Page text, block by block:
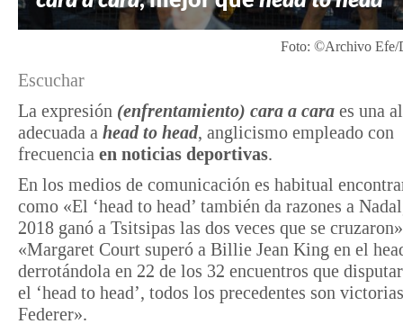
Foto: ©Archivo Efe/
Escuchar
La expresión (enfrentamiento) cara a cara es una
adecuada a head to head, anglicismo empleado con
frecuencia en noticias deportivas.
En los medios de comunicación es habitual
como «El ‘head to head’ también da razones a
2018 ganó a Tsitsipas las dos veces que se
«Margaret Court superó a Billie Jean King en el
derrotándola en 22 de los 32 encuentros que
el ‘head to head’, todos los precedentes son
Federer».